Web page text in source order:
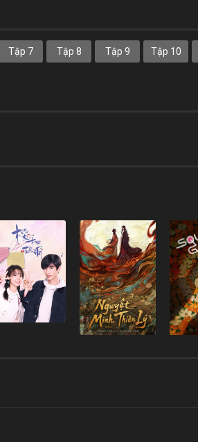
Tập 7 Tập 8 Tập 9 Tập 10